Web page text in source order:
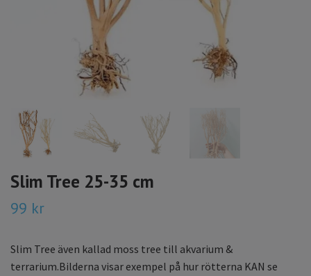
Slim Tree 25-35 cm
99 kr
Slim Tree även kallad moss tree till akvarium &
terrarium.Bilderna visar exempel på hur rötterna KAN se